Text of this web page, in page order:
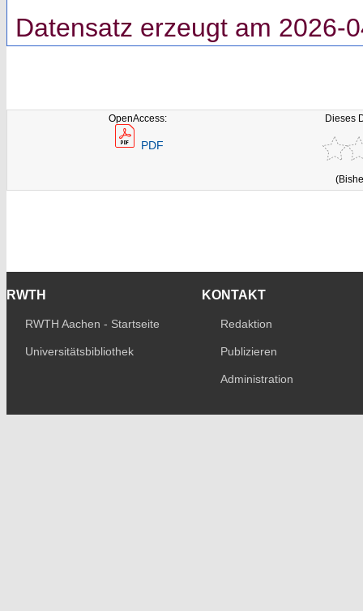
Datensatz erzeugt am 2026-
OpenAccess:
PDF
Dieses
RWTH
RWTH Aachen - Startseite
Universitätsbibliothek
KONTAKT
Redaktion
Publizieren
Administration